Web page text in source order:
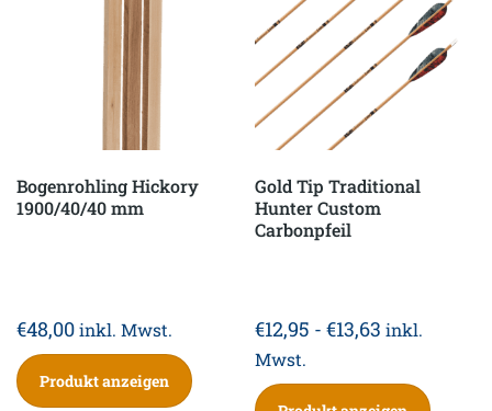
Bogenrohling Hickory
1900/40/40 mm
€48,00inkl. Mwst.
Produkt anzeigen
Gold Tip Traditional
Hunter Custom
Carbonpfeil
€12,95 -€13,63 inkl.
Mwst.